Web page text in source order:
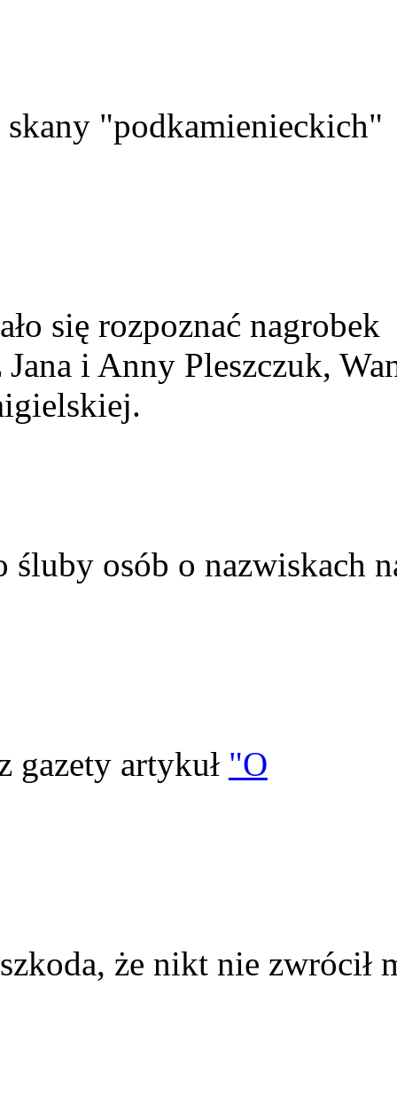
"podkamienieckich"
się rozpoznać nagrobek
i Anny Pleszczuk,
śluby osób o nazwiskach
gazety artykuł "O
że nikt nie zwrócił